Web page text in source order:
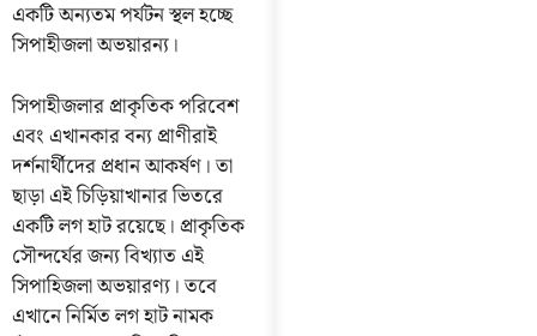
একটি অন্যতম পর্যটন স্থল হচ্ছে
সিপাহীজলা অভয়ারন্য।
সিপাহীজলার প্রাকৃতিক পরিবেশ
এবং এখানকার বন্য প্রাণীরাই
দর্শনার্থীদের প্রধান আকর্ষণ। তা
ছাড়া এই চিড়িয়াখানার ভিতরে
একটি লগ হাট রয়েছে। প্রাকৃতিক
সৌন্দর্যের জন্য বিখ্যাত এই
সিপাহিজলা অভয়ারণ্য। তবে
এখানে নির্মিত লগ হাট নামক